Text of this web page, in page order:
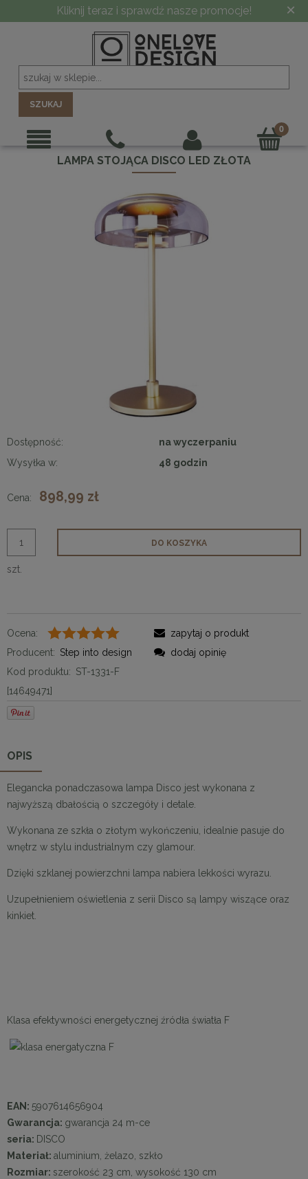
Kliknij teraz i sprawdź nasze promocje! ×
SZUKAJ
LAMPA STOJĄCA DISCO LED ZŁOTA
Dostępność:
na wyczerpaniu
Wysyłka w:
48 godzin
Cena: 898,99 zł
szt.
DO KOSZYKA
Ocena:
Producent: Step into design
Kod produktu: ST-1331-F
[14649471]
zapytaj o produkt
dodaj opinię
OPIS
Elegancka ponadczasowa lampa Disco jest wykonana z
najwyższą dbałością o szczegóły i detale.
Wykonana ze szkła o złotym wykończeniu, idealnie pasuje do
wnętrz w stylu industrialnym czy glamour.
Dzięki szklanej powierzchni lampa nabiera lekkości wyrazu.
Uzupełnieniem oświetlenia z serii Disco są lampy wiszące oraz
kinkiet.
Klasa efektywności energetycznej źródła światła F
EAN: 5907614656904
Gwarancja: gwarancja 24 m-ce
seria: DISCO
Materiał: aluminium, żelazo, szkło
Rozmiar: szerokość 23 cm, wysokość 130 cm